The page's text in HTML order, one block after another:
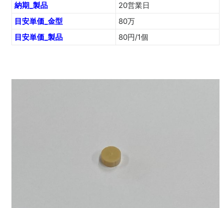
納期_製品
20営業日
目安単価_金型
80万
目安単価_製品
80円/1個